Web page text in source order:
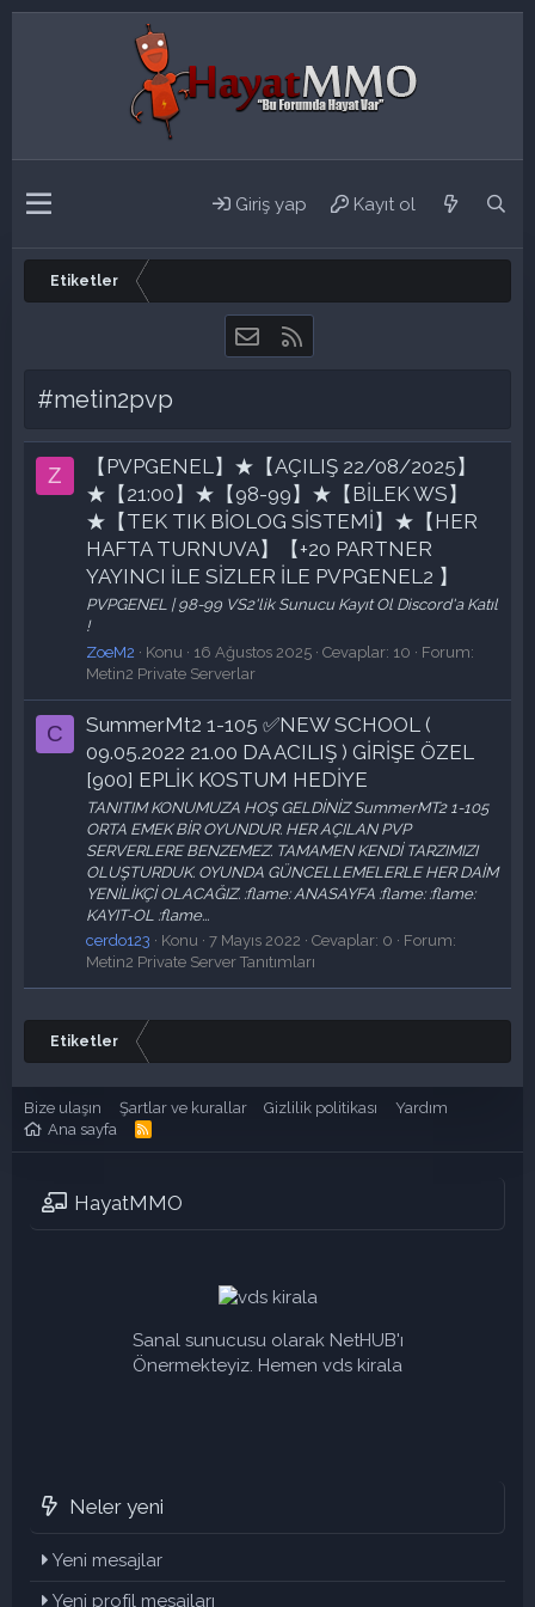
Giriş yap Kayıt ol
Etiketler
Bize ulaşın
#metin2pvp
Z
【PVPGENEL】★【AÇILIŞ 22/08/2025】
★【21:00】★【98-99】★【BİLEK WS】
★【TEK TIK BİOLOG SİSTEMİ】★【HER
HAFTA TURNUVA】【+20 PARTNER
YAYINCI İLE SİZLER İLE PVPGENEL2 】
PVPGENEL | 98-99 VS2'lik Sunucu Kayıt Ol Discord'a Katıl
!
ZoeM2
Konu 16 Ağustos 2025 Cevaplar: 10
Forum:
Metin2 Private Serverlar
C
SummerMt2 1-105 ✅NEW SCHOOL (
09.05.2022 21.00 DA ACILIŞ ) GİRİŞE ÖZEL
[900] EPLİK KOSTUM HEDİYE
TANITIM KONUMUZA HOŞ GELDİNİZ SummerMT2 1-105
ORTA EMEK BİR OYUNDUR. HER AÇILAN PVP
SERVERLERE BENZEMEZ. TAMAMEN KENDİ TARZIMIZI
OLUŞTURDUK. OYUNDA GÜNCELLEMELERLE HER DAİM
YENİLİKÇİ OLACAĞIZ. :flame: ANASAYFA :flame: :flame:
KAYIT-OL :flame...
cerdo123
Konu 7 Mayıs 2022 Cevaplar: 0
Forum:
Metin2 Private Server Tanıtımları
Etiketler
Bize ulaşın Şartlar ve kurallar Gizlilik politikası
Yardım
Ana sayfa
R
HayatMMO
Sanal sunucusu olarak NetHUB'ı
Önermekteyiz. Hemen vds kirala
Neler yeni
Yeni mesajlar
Yeni profil mesajları